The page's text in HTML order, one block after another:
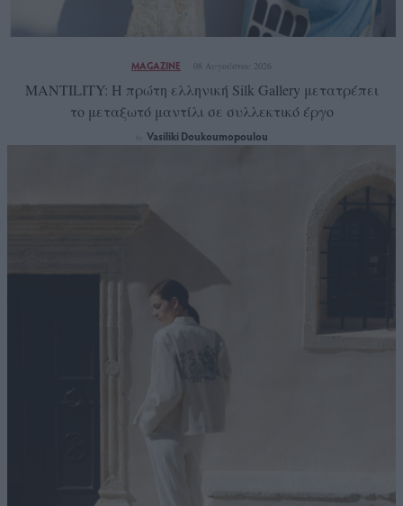
MAGAZINE 08 Αυγούστου 2026
MANTILITY: Η πρώτη ελληνική Silk Gallery μετατρέπει
το μεταξωτό μαντίλι σε συλλεκτικό έργο
Vasiliki Doukoumopoulou